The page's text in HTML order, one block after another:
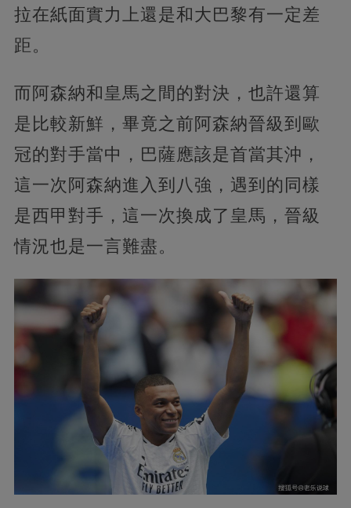
拉在紙面實力上還是和大巴黎有一定差
距。
而阿森納和皇馬之間的對決，也許還算
是比較新鮮，畢竟之前阿森納晉級到歐
冠的對手當中，巴薩應該是首當其沖，
這一次阿森納進入到八強，遇到的同樣
是西甲對手，這一次換成了皇馬，晉級
情況也是一言難盡。